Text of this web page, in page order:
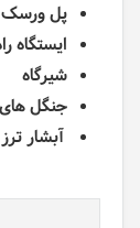
پل ورسک
ایستگاه
شیرگاه
جنگل
آبشار ترز